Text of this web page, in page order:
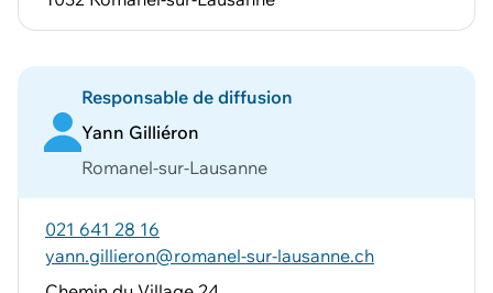
Responsable de diffusion
Yann Gilliéron
Romanel-sur-Lausanne
021 641 28 16
yann.gillieron@romanel-sur-lausanne.ch